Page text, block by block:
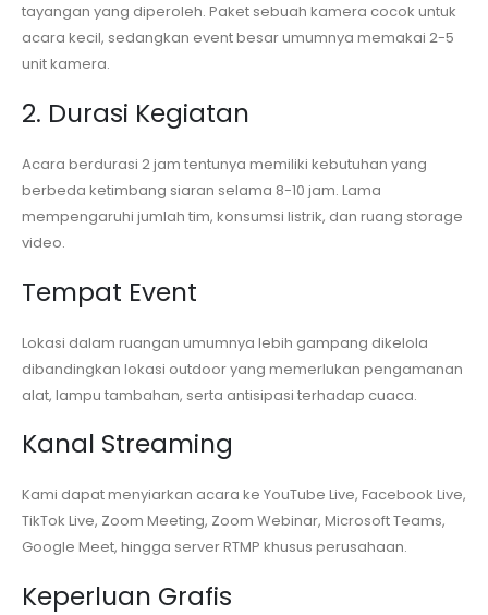
tayangan yang diperoleh. Paket sebuah kamera cocok untuk
acara kecil, sedangkan event besar umumnya memakai 2-5
unit kamera.
2. Durasi Kegiatan
Acara berdurasi 2 jam tentunya memiliki kebutuhan yang
berbeda ketimbang siaran selama 8-10 jam. Lama
mempengaruhi jumlah tim, konsumsi listrik, dan ruang storage
video.
Tempat Event
Lokasi dalam ruangan umumnya lebih gampang dikelola
dibandingkan lokasi outdoor yang memerlukan pengamanan
alat, lampu tambahan, serta antisipasi terhadap cuaca.
Kanal Streaming
Kami dapat menyiarkan acara ke YouTube Live, Facebook Live,
TikTok Live, Zoom Meeting, Zoom Webinar, Microsoft Teams,
Google Meet, hingga server RTMP khusus perusahaan.
Keperluan Grafis